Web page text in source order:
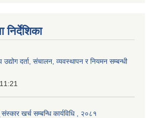
उद्योग दर्ता, संचालन, व्यवस्थापन र नियमन सम्बन्धी
खर्च सम्बन्धि कार्यविधि , २०८१